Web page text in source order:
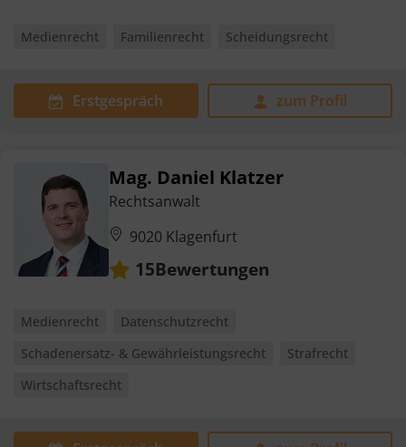
Medienrecht Familienrecht Scheidungsrecht
Erstgespräch zum Profil
Mag. Daniel Klatzer
Rechtsanwalt
9020 Klagenfurt
15Bewertungen
Medienrecht
Datenschutzrecht
Schadenersatz- & Gewährleistungsrecht
Strafrecht
Wirtschaftsrecht